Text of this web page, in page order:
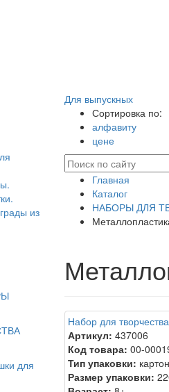
Для выпускных
из
для
Сортировка по:
алфавиту
цене
Главная
Каталог
НАБОРЫ ДЛЯ
Набор для
Артикул: 437006
Код товара: 00-
Тип упаковки:
Размер упаковки: